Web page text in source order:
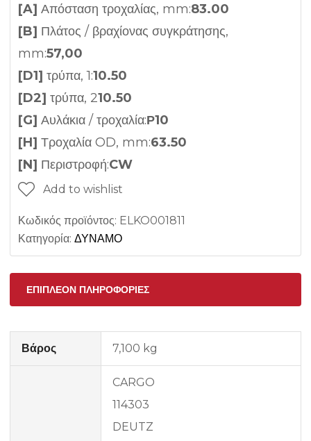
[A] Απόσταση τροχαλίας, mm:83.00
[B] Πλάτος / βραχίονας συγκράτησης,
mm:57,00
[D1] τρύπα, 1:10.50
[D2] τρύπα, 210.50
[G] Αυλάκια / τροχαλία:Ρ10
[H] Τροχαλία OD, mm:63.50
[N] Περιστροφή:CW
Add to wishlist
Κωδικός προϊόντος: ELKO001811
Κατηγορία: ΔΥΝΑΜΟ
ΕΠΙΠΛΈΟΝ ΠΛΗΡΟΦΟΡΊΕΣ
Βάρος 7,100 kg
CARGO
114303
DEUTZ